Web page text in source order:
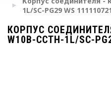
1L/SC-PG29 WS
КОРПУС
W10B-CCTH-1L/SC-